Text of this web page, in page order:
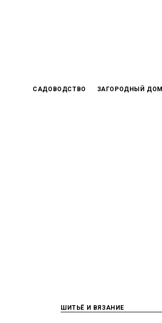
САДОВОДСТВО ЗАГОРОДНЫЙ ДОМ
ШИТЬЁ И ВЯЗАНИЕ